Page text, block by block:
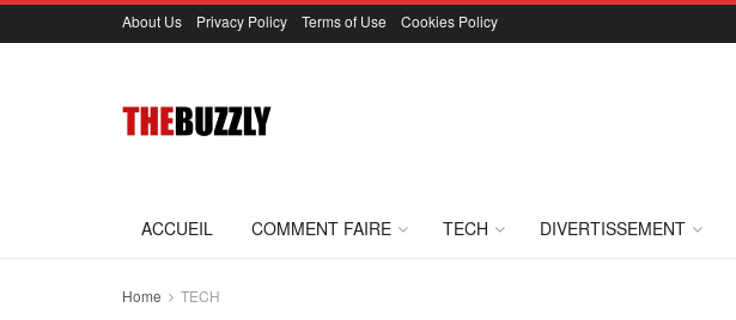
About Us Privacy Policy Terms of Use Cookies Policy
ACCUEIL COMMENT FAIRE TECH DIVERTISSEMENT
Home TECH